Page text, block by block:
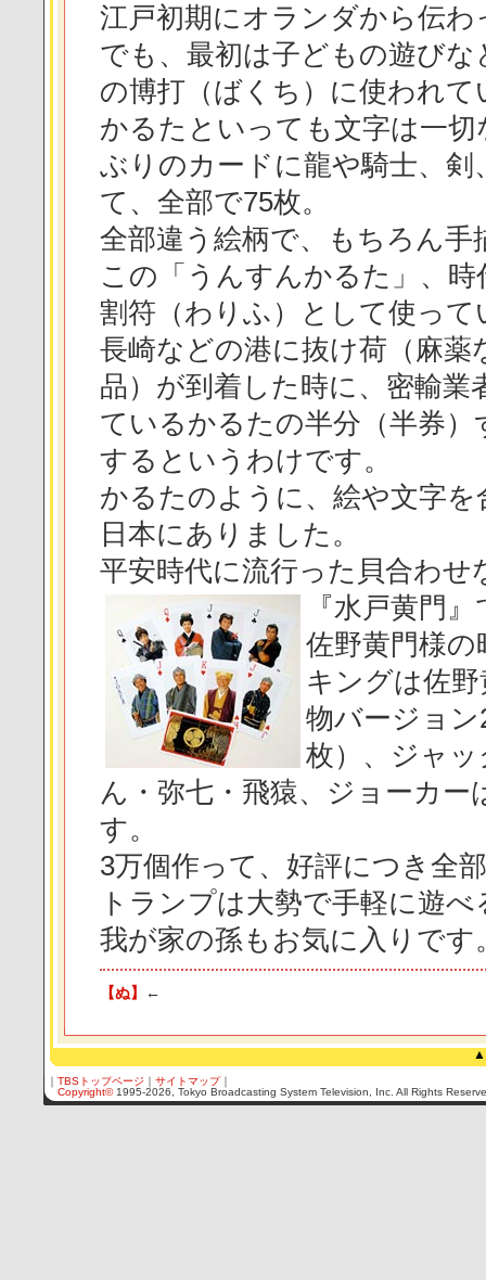
江戸初期にオランダから伝
でも、最初は子どもの遊び
の博打（ばくち）に使われ
かるたといっても文字は一
ぶりのカードに龍や騎士、
て、全部で75枚。
全部違う絵柄で、もちろん手
この「うんすんかるた」、
割符（わりふ）として使って
長崎などの港に抜け荷（麻薬
品）が到着した時に、密輸
ているかるたの半分（半券
するというわけです。
かるたのように、絵や文字
日本にありました。
平安時代に流行った貝合わ
『水戸黄門
佐野黄門様
キングは佐
物バージョ
枚）、ジャ
ん・弥七・飛猿、ジョーカ
す。
3万個作って、好評につき全
トランプは大勢で手軽に遊
我が家の孫もお気に入りです
【ぬ】 ←
▲
｜ TBSトップページ ｜ サイトマップ｜
Copyright© 1995-2026, Tokyo Broadcasting System Television, Inc. All Rights